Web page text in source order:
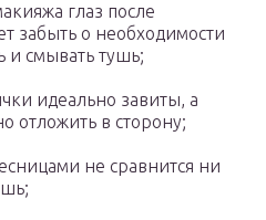
глаз после
забыть о необходимости
и смывать тушь;
идеально завиты, а
отложить в сторону;
не сравнится ни